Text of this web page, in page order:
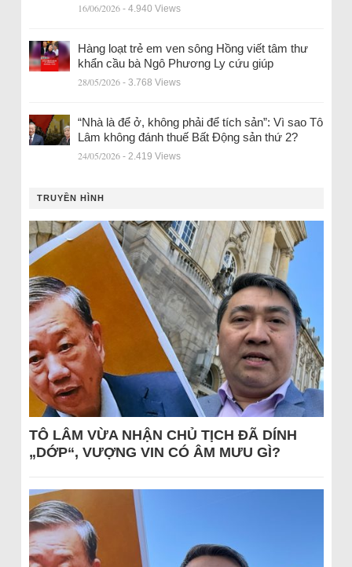
16/06/2026 - 4.940 Views
Hàng loạt trẻ em ven sông Hồng viết tâm thư
khẩn cầu bà Ngô Phương Ly cứu giúp
28/05/2026 - 3.768 Views
“Nhà là để ở, không phải để tích sản”: Vì sao Tô
Lâm không đánh thuế Bất Động sản thứ 2?
24/05/2026 - 2.419 Views
TRUYỀN HÌNH
TÔ LÂM VỪA NHẬN CHỦ TỊCH ĐÃ DÍNH
„DỚP“, VƯỢNG VIN CÓ ÂM MƯU GÌ?